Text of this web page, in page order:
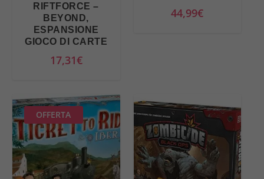
RIFTFORCE –
BEYOND,
ESPANSIONE
GIOCO DI CARTE
17,31€
44,99€
OFFERTA